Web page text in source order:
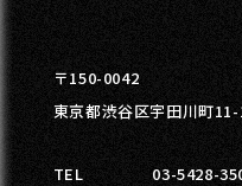
〒150-0042
東京都渋谷区宇田川町
TEL 03-5428-